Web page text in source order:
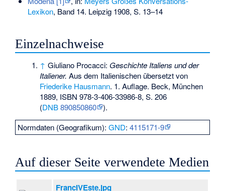
Lexikon, Band 14. Leipzig 1908, S. 13–14
Einzelnachweise
↑ Giuliano Procacci: Geschichte Italiens und der
Italiener. Aus dem Italienischen übersetzt von
Friederike Hausmann. 1. Auflage. Beck, München
1889, ISBN 978-3-406-33986-8, S. 206
(DNB890850860
).
Normdaten (Geografikum):GND:4115171-9
Auf dieser Seite verwendete Medien
FrancIVEste.jpg